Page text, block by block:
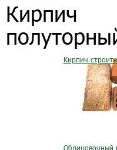
Кирпич
Облицовочный